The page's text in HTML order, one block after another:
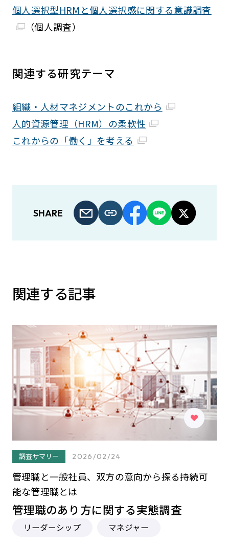
個人選択型HRMと個人選択感に関する意識調査
（個人調査）
関連する研究テーマ
組織・人材マネジメントのこれから
人的資源管理（HRM）の柔軟性
これからの「働く」を考える
SHARE
関連する記事
調査サマリー 2026/02/24
管理職と一般社員、双方の意向から探る持続可
能な管理職とは
管理職のあり方に関する実態調査
リーダーシップ マネジャー